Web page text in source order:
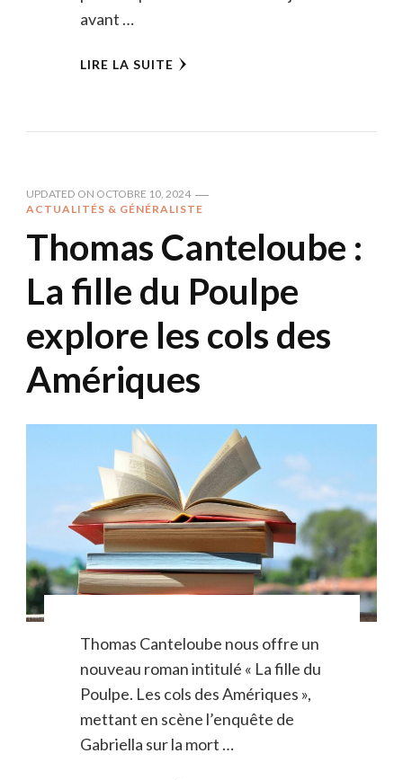
avant …
LIRE LA SUITE
UPDATED ON OCTOBRE 10, 2024
ACTUALITÉS & GÉNÉRALISTE
Thomas Canteloube :
La fille du Poulpe
explore les cols des
Amériques
Thomas Canteloube nous offre un
nouveau roman intitulé « La fille du
Poulpe. Les cols des Amériques »,
mettant en scène l’enquête de
Gabriella sur la mort …